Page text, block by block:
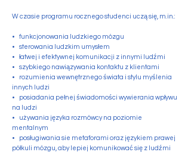
W czasie programu rocznego studenci uczą się, m.in.:
• funkcjonowania ludzkiego mózgu
• sterowania ludzkim umysłem
• łatwej i efektywnej komunikacji z innymi ludźmi
• szybkiego nawiązywania kontaktu z klientami
• rozumienia wewnętrznego świata i stylu myślenia
innych ludzi
• posiadania pełnej świadomości wywierania wpływu
na ludzi
• używania języka rozmówcy na poziomie
mentalnym
• posługiwania sie metaforami oraz językiem prawej
półkuli mózgu, aby lepiej komunikować się z ludźmi